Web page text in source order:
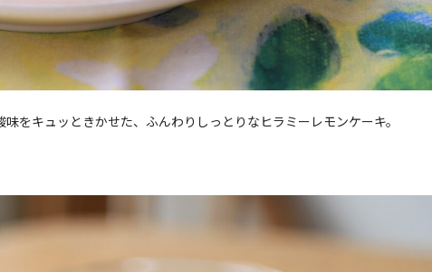
をキュッときかせた、ふんわりしっとりなヒラミーレモンケーキ。